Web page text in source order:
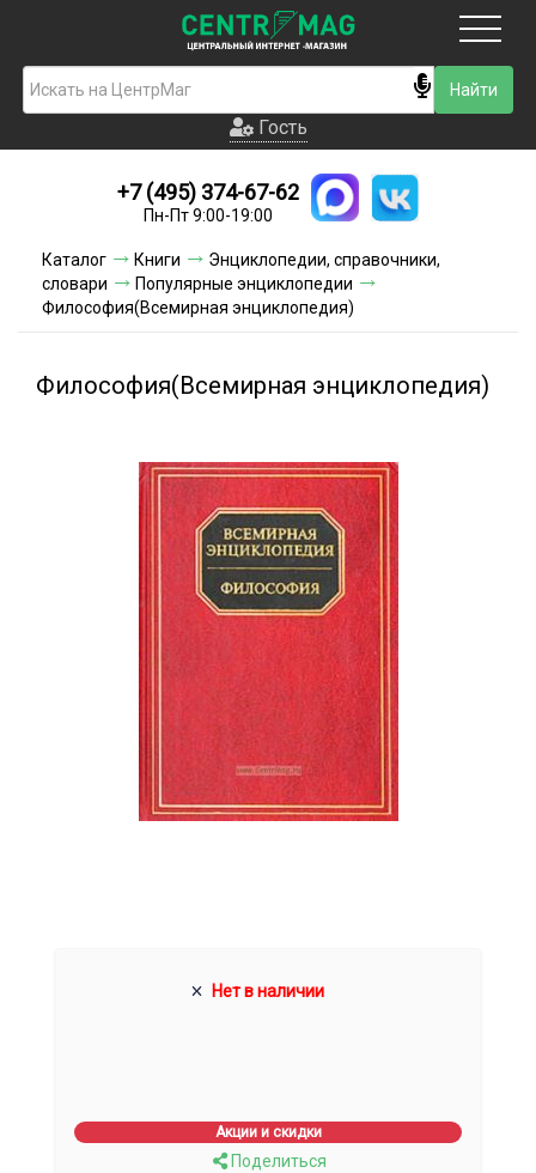
Гость
Новинки
Условия доставки
Условия оплаты
Гость
+7 (495) 374-67-62
Пн-Пт 9:00-19:00
Каталог Книги
Энциклопедии, справочники,
словари
Популярные энциклопедии
Философия(Всемирная энциклопедия)
Философия(Всемирная энциклопедия)
Нет в наличии
Акции и скидки
Поделиться